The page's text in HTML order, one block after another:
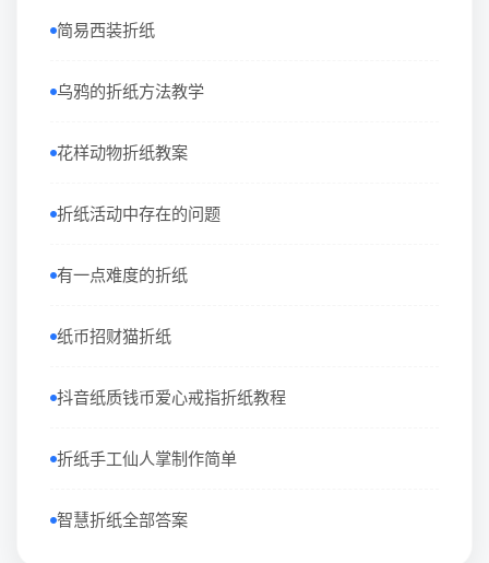
简易西装折纸
乌鸦的折纸方法教学
花样动物折纸教案
折纸活动中存在的问题
有一点难度的折纸
纸币招财猫折纸
抖音纸质钱币爱心戒指折纸教程
折纸手工仙人掌制作简单
智慧折纸全部答案